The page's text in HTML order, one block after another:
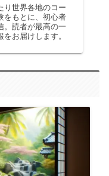
り世界各地のコー
をもとに、初心者
。読者が最高の一
お届けします。